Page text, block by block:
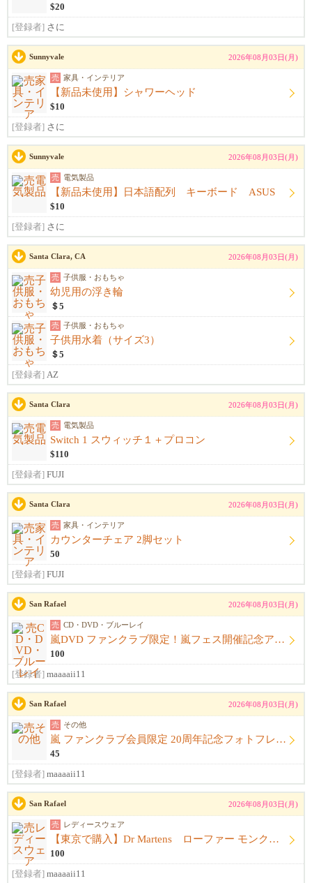
$20
[登録者] さに
Sunnyvale 2026年08月03日(月)
売 家具・インテリア
【新品未使用】シャワーヘッド
$10
[登録者] さに
Sunnyvale 2026年08月03日(月)
売 電気製品
【新品未使用】日本語配列 キーボード ASUS
$10
[登録者] さに
Santa Clara, CA 2026年08月03日(月)
売 子供服・おもちゃ
幼児用の浮き輪
＄5
売 子供服・おもちゃ
子供用水着（サイズ3）
＄5
[登録者] AZ
Santa Clara 2026年08月03日(月)
売 電気製品
Switch 1 スウィッチ１＋プロコン
$110
[登録者] FUJI
Santa Clara 2026年08月03日(月)
売 家具・インテリア
カウンターチェア 2脚セット
50
[登録者] FUJI
San Rafael 2026年08月03日(月)
売 CD・DVD・ブルーレイ
嵐DVD ファンクラブ限定！嵐フェス開催記念アルバム ウラ嵐マニア CD４枚組
100
[登録者] maaaaii11
San Rafael 2026年08月03日(月)
売 その他
嵐 ファンクラブ会員限定 20周年記念フォトフレーム
45
[登録者] maaaaii11
San Rafael 2026年08月03日(月)
売 レディースウェア
【東京で購入】Dr Martens ローファー モンクストラップ 黒 サイズ23.5cm〜24.0cm ドクターマーチン
100
[登録者] maaaaii11